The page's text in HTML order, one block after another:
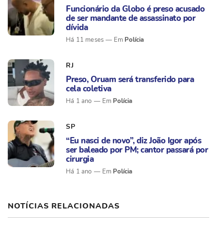
Funcionário da Globo é preso acusado
de ser mandante de assassinato por
dívida
Há 11 meses Polícia
RJ
Preso, Oruam será transferido para
cela coletiva
Há 1 ano Polícia
SP
“Eu nasci de novo”, diz João Igor após
ser baleado por PM; cantor passará por
cirurgia
Há 1 ano Polícia
NOTÍCIAS RELACIONADAS